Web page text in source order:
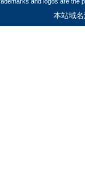
本站域